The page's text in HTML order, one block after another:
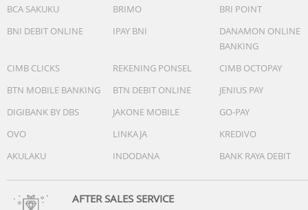
BCA SAKUKU
BRIMO
BRI POINT
BNI DEBIT ONLINE
IPAY BNI
DANAMON ONLINE
BANKING
CIMB CLICKS
REKENING PONSEL
CIMB OCTOPAY
BTN MOBILE BANKING
BTN DEBIT ONLINE
JENIUS PAY
DIGIBANK BY DBS
JAKONE MOBILE
GO-PAY
OVO
LINKAJA
KREDIVO
AKULAKU
INDODANA BANK RAYA DEBIT
AFTER SALES SERVICE